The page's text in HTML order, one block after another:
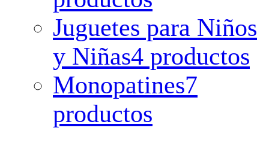
Juguetes para Niños
y Niñas4 productos
Monopatines7
productos